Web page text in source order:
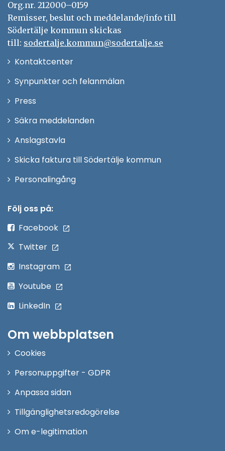
Org.nr. 212000–0159
Remisser, beslut och meddelande/info till
Södertälje kommun skickas
till: sodertalje.kommun@sodertalje.se
KontaktcenterÖppna
Synpunkter och felanmälan
Press
fönster
Säkra meddelanden
Anslagstavla
Skicka faktura till Södertälje kommun
PersonalingångÖppna
Följ oss på:
Facebook
Twitter
Instagram
Youtube
LinkedIn
Om webbplatsen
Cookies
Personuppgifter - GDPR
Anpassa sidan
Tillgänglighetsredogörelse
Om e-legitimation